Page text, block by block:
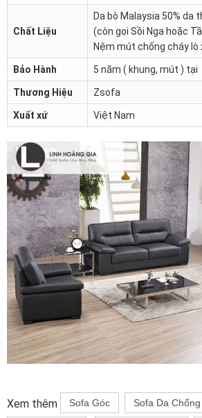
Chất Liệu
Da bò Malaysia 50% da
(còn gọi Sồi Nga hoặc
Nệm mút chống cháy lò
Bảo Hành 5 năm ( khung, mút ) tại
Thương Hiệu Zsofa
Xuất xứ Việt Nam
Xem thêm Sofa Góc Sofa Da